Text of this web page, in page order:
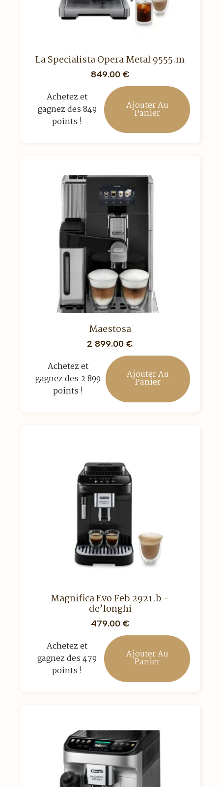
La Specialista Opera Metal 9555.m
849.00 €
Achetez et
gagnez des 849
points !
Ajouter Au
Panier
Maestosa
2 899.00 €
Achetez et
gagnez des 2 899
points !
Ajouter Au
Panier
Magnifica Evo Feb 2921.b -
de’longhi
479.00 €
Achetez et
gagnez des 479
points !
Ajouter Au
Panier